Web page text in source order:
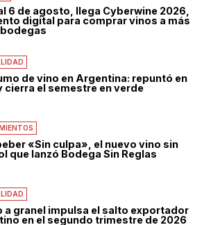
6 de agosto, llega Cyberwine 2026,
digital para comprar vinos a más
de vino en Argentina: repuntó en
cierra el semestre en verde
«Sin culpa», el nuevo vino sin
que lanzó Bodega Sin Reglas
a granel impulsa el salto exportador
en el segundo trimestre de 2026